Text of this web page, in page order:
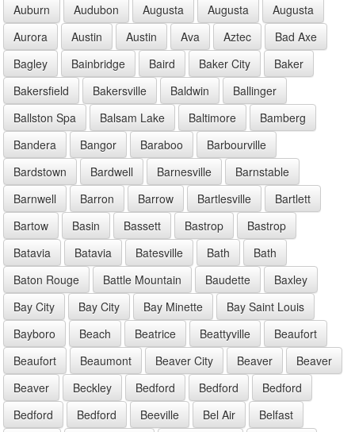
Auburn
Audubon Augusta Augusta
Augusta
Aurora
Austin Austin Ava Aztec
Bad Axe
Bagley
Bainbridge Baird Baker City
Baker
Bakersfield
Bakersville Baldwin
Ballinger
Ballston Spa
Balsam Lake Baltimore
Bamberg
Bandera
Bangor Baraboo
Barbourville
Bardstown
Bardwell Barnesville
Barnstable
Barnwell
Barron Barrow Bartlesville
Bartlett
Bartow
Basin Bassett Bastrop
Bastrop
Batavia
Batavia Batesville Bath
Bath
Baton Rouge
Battle Mountain Baudette
Baxley
Bay City
Bay City Bay Minette
Bay Saint Louis
Bayboro
Beach Beatrice Beattyville
Beaufort
Beaufort
Beaumont Beaver City Beaver
Beaver
Beaver
Beckley Bedford Bedford
Bedford
Bedford
Bedford Beeville Bel Air
Belfast